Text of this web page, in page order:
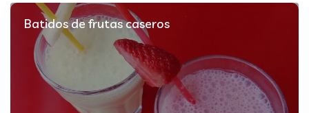
Batidos de frutas caseros